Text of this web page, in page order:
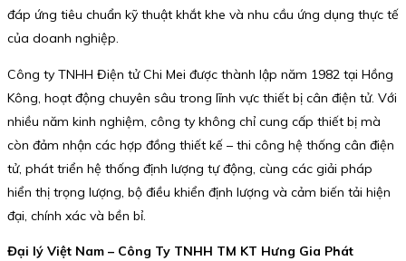
đáp ứng tiêu chuẩn kỹ thuật khắt khe và nhu cầu ứng dụng thực tế
của doanh nghiệp.
Công ty TNHH Điện tử Chi Mei được thành lập năm 1982 tại Hồng
Kông, hoạt động chuyên sâu trong lĩnh vực thiết bị cân điện tử. Với
nhiều năm kinh nghiệm, công ty không chỉ cung cấp thiết bị mà
còn đảm nhận các hợp đồng thiết kế – thi công hệ thống cân điện
tử, phát triển hệ thống định lượng tự động, cùng các giải pháp
hiển thị trọng lượng, bộ điều khiển định lượng và cảm biến tải hiện
đại, chính xác và bền bỉ.
Đại lý Việt Nam – Công Ty TNHH TM KT Hưng Gia Phát